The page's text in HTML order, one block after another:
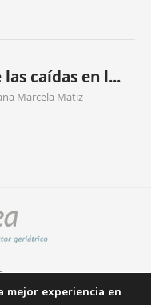
caídas en l...
Marcela Matiz
mejor experiencia en